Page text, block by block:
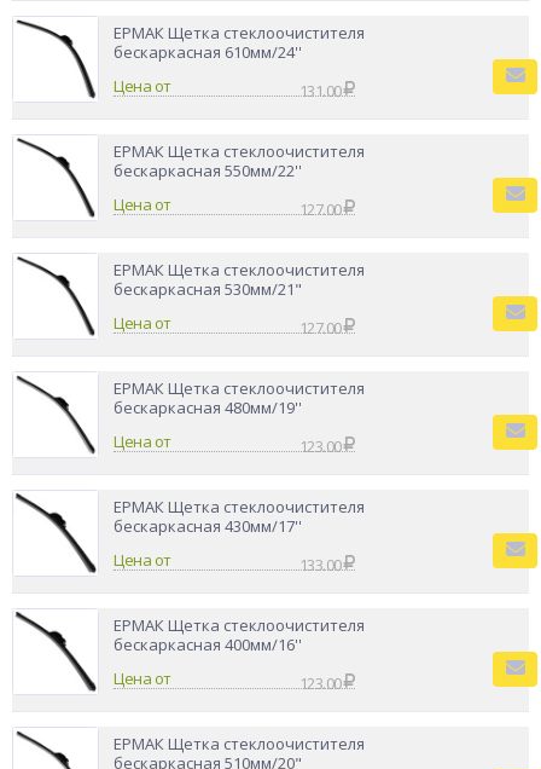
ЕРМАК Щетка стеклоочистителя
бескаркасная 610мм/24''
Цена от
131.00
ЕРМАК Щетка стеклоочистителя
бескаркасная 550мм/22''
Цена от
127.00
ЕРМАК Щетка стеклоочистителя
бескаркасная 530мм/21"
Цена от
127.00
ЕРМАК Щетка стеклоочистителя
бескаркасная 480мм/19''
Цена от
123.00
ЕРМАК Щетка стеклоочистителя
бескаркасная 430мм/17''
Цена от
133.00
ЕРМАК Щетка стеклоочистителя
бескаркасная 400мм/16''
Цена от
123.00
ЕРМАК Щетка стеклоочистителя
бескаркасная 510мм/20"